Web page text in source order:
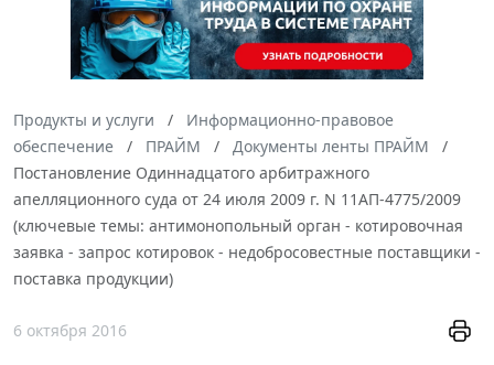
Продукты и услуги
Информационно-правовое
обеспечение
ПРАЙМ
Документы ленты ПРАЙМ
Постановление Одиннадцатого арбитражного
апелляционного суда от 24 июля 2009 г. N 11АП-4775/2009
(ключевые темы: антимонопольный орган - котировочная
заявка - запрос котировок - недобросовестные поставщики -
поставка продукции)
6 октября 2016